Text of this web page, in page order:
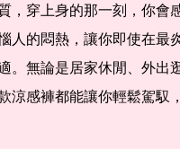
，穿上身的那一刻，你會
人的悶熱，讓你即使在最
。無論是居家休閒、外出
涼感褲都能讓你輕鬆駕馭